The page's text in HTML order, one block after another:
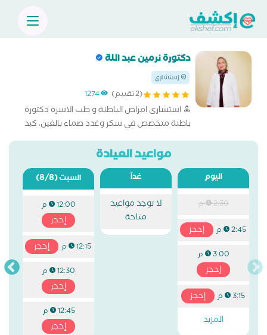
دكتورة نرمين عبد اللة
إستشاري
(2 تقييم) 1274
استشارى امراض الباطنة و طب الاسرة دكتورة
باطنة متخصص في سكر وغدد صماء بالغين، كبد
بالغين، كلى بالغين، جهاز هضمي ومناظير بالغين،
باطنة عامة، سكر وغدد صماء اطفال، كبد اطفال،
كلى اطفال و جهاز هضمي ومناظير اطفال
مواعيد العيادة
اليوم
2:30 م
2:45 م
إحجز
3:00 م
إحجز
3:15 م
إحجز
المزيد
غداً
لا توجد مواعيد
متاحة
السبت(8/8)
12:00 م
إحجز
12:15 م إحجز
12:30 م
إحجز
12:45 م
إحجز